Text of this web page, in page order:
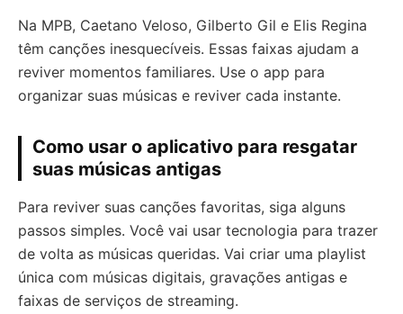
Na MPB, Caetano Veloso, Gilberto Gil e Elis Regina
têm canções inesquecíveis. Essas faixas ajudam a
reviver momentos familiares. Use o app para
organizar suas músicas e reviver cada instante.
Como usar o aplicativo para resgatar
suas músicas antigas
Para reviver suas canções favoritas, siga alguns
passos simples. Você vai usar tecnologia para trazer
de volta as músicas queridas. Vai criar uma playlist
única com músicas digitais, gravações antigas e
faixas de serviços de streaming.